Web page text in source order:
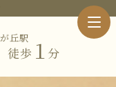
丘駅
徒歩１ 分